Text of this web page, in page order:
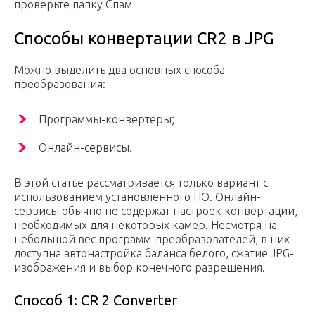
проверьте папку Спам
Способы конвертации CR2 в JPG
Можно выделить два основных способа
преобразования:
Программы-конвертеры;
Онлайн-сервисы.
В этой статье рассматривается только вариант с
использованием установленного ПО. Онлайн-
сервисы обычно не содержат настроек конвертации,
необходимых для некоторых камер. Несмотря на
небольшой вес программ-преобразователей, в них
доступна автонастройка баланса белого, сжатие JPG-
изображения и выбор конечного разрешения.
Способ 1: CR 2 Converter